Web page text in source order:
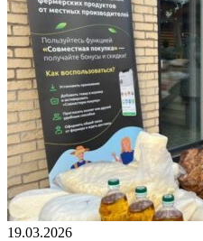
19.03.2026